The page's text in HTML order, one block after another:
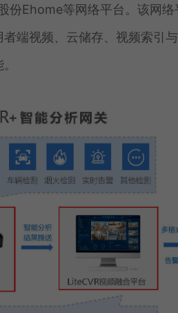
份Ehome等网络平台。该网
端视频、云储存、视频索引